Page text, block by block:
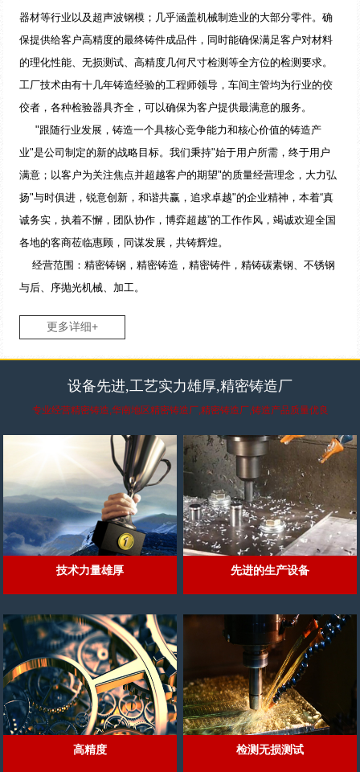
器材等行业以及超声波钢模；几乎涵盖机械制造业的大部分零件。确
保提供给客户高精度的最终铸件成品件，同时能确保满足客户对材料
的理化性能、无损测试、高精度几何尺寸检测等全方位的检测要求。
工厂技术由有十几年铸造经验的工程师领导，车间主管均为行业的佼
佼者，各种检验器具齐全，可以确保为客户提供最满意的服务。
"跟随行业发展，铸造一个具核心竞争能力和核心价值的铸造产
业"是公司制定的新的战略目标。我们秉持"始于用户所需，终于用户
满意；以客户为关注焦点并超越客户的期望"的质量经营理念，大力弘
扬"与时俱进，锐意创新，和谐共赢，追求卓越"的企业精神，本着“真
诚务实，执着不懈，团队协作，博弈超越”的工作作风，竭诚欢迎全国
各地的客商莅临惠顾，同谋发展，共铸辉煌。
经营范围：精密铸钢，精密铸造，精密铸件，精铸碳素钢、不锈钢
与后、序抛光机械、加工。
更多详细+
设备先进,工艺实力雄厚,精密铸造厂
专业经营精密铸造,华南地区精密铸造厂,精密铸造厂,铸造产品质量优良
技术力量雄厚 先进的生产设备
高精度 检测无损测试